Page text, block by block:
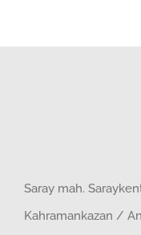
Saray mah.
Kahramankazan /